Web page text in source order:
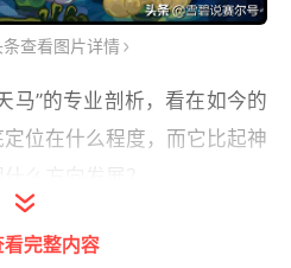
查看图片详情
马”的专业剖析，看在如今的
位在什么程度，而它比起神
看完整内容